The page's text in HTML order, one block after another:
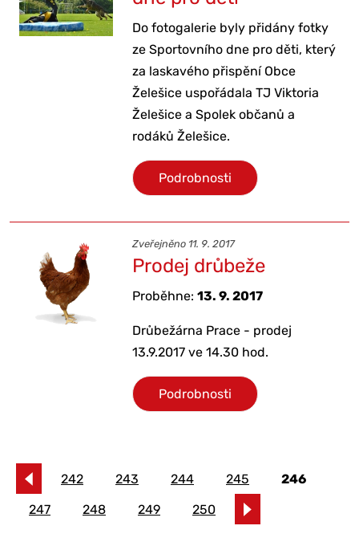
Do fotogalerie byly přidány fotky
ze Sportovního dne pro děti, který
za laskavého přispění Obce
Želešice uspořádala TJ Viktoria
Želešice a Spolek občanů a
rodáků Želešice.
Podrobnosti
Zveřejněno 11. 9. 2017
Prodej drůbeže
Proběhne:13. 9. 2017
Drůbežárna Prace - prodej
13.9.2017 ve 14.30 hod.
Podrobnosti
242 243 244 245
246
247
248 249 250